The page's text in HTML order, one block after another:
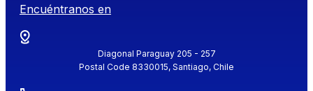
Encuéntranos en
Diagonal Paraguay 205 - 257
Postal Code 8330015, Santiago, Chile